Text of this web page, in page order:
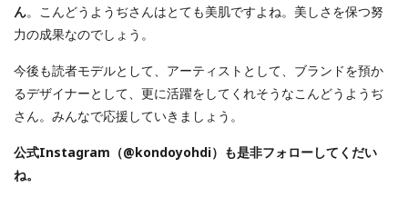
ん。こんどうようぢさんはとても美肌ですよね。美しさを保つ努
力の成果なのでしょう。
今後も読者モデルとして、アーティストとして、ブランドを預か
るデザイナーとして、更に活躍をしてくれそうなこんどうようぢ
さん。みんなで応援していきましょう。
公式Instagram（@kondoyohdi）も是非フォローしてくだい
ね。